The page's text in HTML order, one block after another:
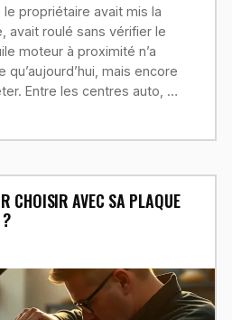
propriétaire avait mis la
avait roulé sans vérifier le
moteur à proximité n’a
mais encore
Entre les centres auto, …
CHOISIR AVEC SA PLAQUE